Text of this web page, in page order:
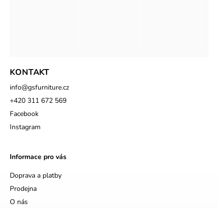
KONTAKT
info@gsfurniture.cz
+420 311 672 569
Facebook
Instagram
Informace pro vás
Doprava a platby
Prodejna
O nás